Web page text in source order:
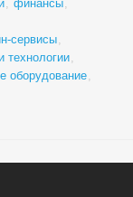
, финансы,
сервисы,
технологии,
оборудование,